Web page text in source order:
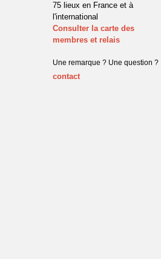
75 lieux en France et à
l'international
Consulter la carte des
membres et relais
Une remarque ? Une question ?
contact